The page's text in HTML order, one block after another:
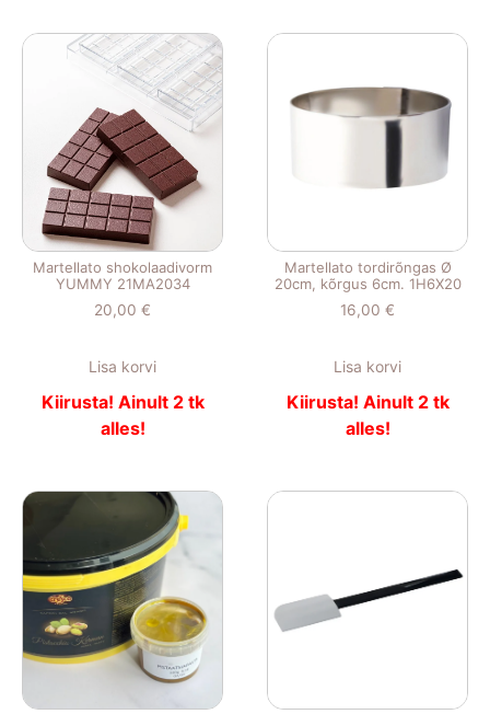
Martellato shokolaadivorm
YUMMY 21MA2034
20,00 €
Lisa korvi
Kiirusta! Ainult 2 tk
alles!
Martellato tordirõngas Ø
20cm, kõrgus 6cm. 1H6X20
16,00 €
Lisa korvi
Kiirusta! Ainult 2 tk
alles!